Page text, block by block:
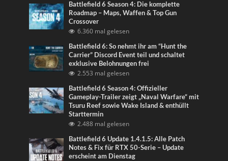
Battlefield 6 Season 4: Die komplette
Roadmap – Maps, Waffen & Top Gun
Crossover
6.360 mal gelesen
Battlefield 6: So nehmt ihr am “Hunt the
Carrier” Discord Event teil und schaltet
exklusive Belohnungen frei
2.553 mal gelesen
Battlefield 6 Season 4: Offizieller
Gameplay-Trailer zeigt „Naval Warfare“ mit
Tsuru Reef sowie Wake Island & enthüllt
Starttermin
2.488 mal gelesen
Battlefield 6 Update 1.4.1.5: Alle Patch
Notes & Fix für RTX 50-Serie – Update
erscheint am Dienstag